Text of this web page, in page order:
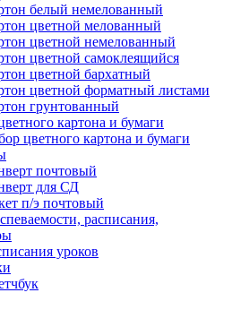
белый немелованный
цветной мелованный
цветной немелованный
цветной самоклеящийся
цветной бархатный
цветной форматный листами
грунтованный
картона и бумаги
цветного картона и бумаги
почтовый
для СД
п/э почтовый
расписания,
уроков